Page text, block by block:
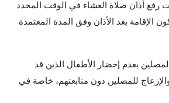
رفع أذان صلاة العشاء في الوقت المحدد
بعد الأذان وفق المدة المعتمدة
بعدم إحضار الأطفال الذين قد
للمصلين دون متابعتهم، خاصة في